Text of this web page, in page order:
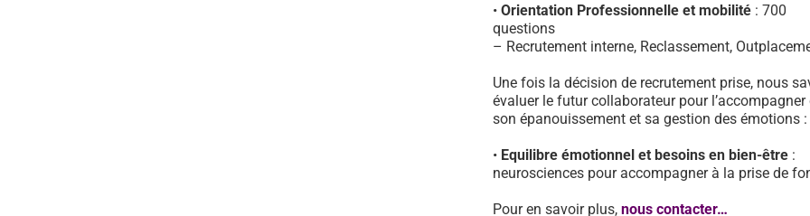
• Orientation Professionnelle et mobilité: 700
questions
– Recrutement interne, Reclassement,
Une fois la décision de recrutement prise, nous
évaluer le futur collaborateur pour l’accompagner
son épanouissement et sa gestion des émotions :
• Equilibre émotionnel et besoins en bien-être:
neurosciences pour accompagner à la prise de
Pour en savoir plus, nous contacter…